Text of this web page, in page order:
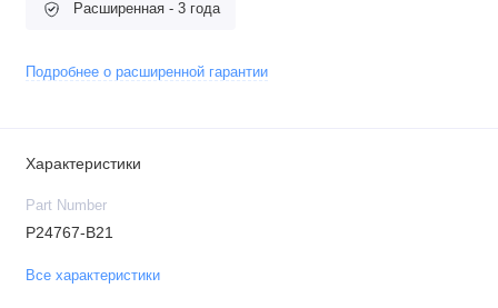
Расширенная - 3 года
Подробнее о расширенной гарантии
Характеристики
Part Number
P24767-B21
Все характеристики